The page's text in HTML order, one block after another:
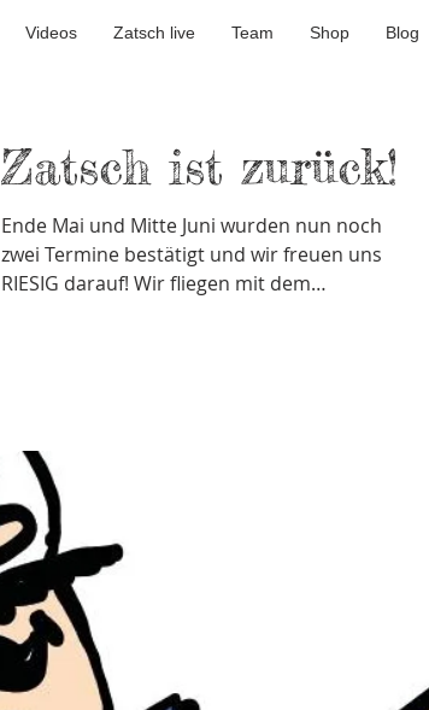
Videos Zatsch live Team Shop Blog
Zatsch ist zurück!
Ende Mai und Mitte Juni wurden nun noch
zwei Termine bestätigt und wir freuen uns
RIESIG darauf! Wir fliegen mit dem